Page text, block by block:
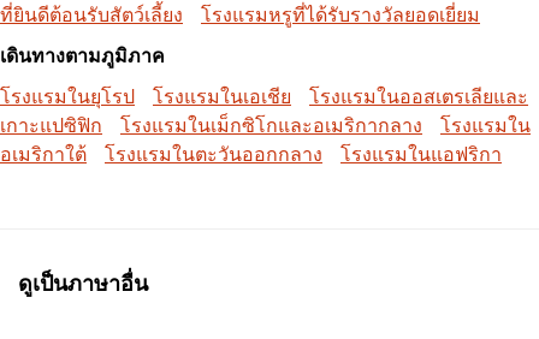
ที่ยินดีต้อนรับสัตว์เลี้ยง
โรงแรมหรูที่ได้รับรางวัลยอดเยี่ยม
เดินทางตามภูมิภาค
โรงแรมในยุโรป
โรงแรมในเอเชีย
โรงแรมในออสเตรเลียและ
เกาะแปซิฟิก
โรงแรมในเม็กซิโกและอเมริกากลาง
โรงแรมใน
อเมริกาใต้
โรงแรมในตะวันออกกลาง โรงแรมในแอฟริกา
ดูเป็นภาษาอื่น